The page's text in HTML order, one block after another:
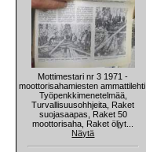
Mottimestari nr 3 1971 -
moottorisahamiesten ammattilehti,
Työpenkkimenetelmää,
Turvallisuusohhjeita, Raket
suojasaapas, Raket 50
moottorisaha, Raket öljyt...
Näytä